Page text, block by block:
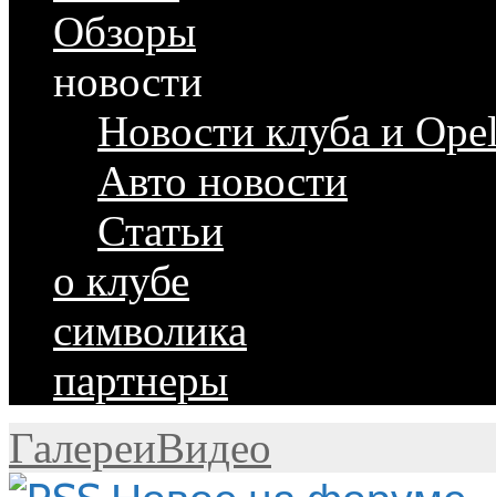
Обзоры
новости
Новости клуба и
Авто новости
Статьи
о клубе
символика
партнеры
ГалереиВидео